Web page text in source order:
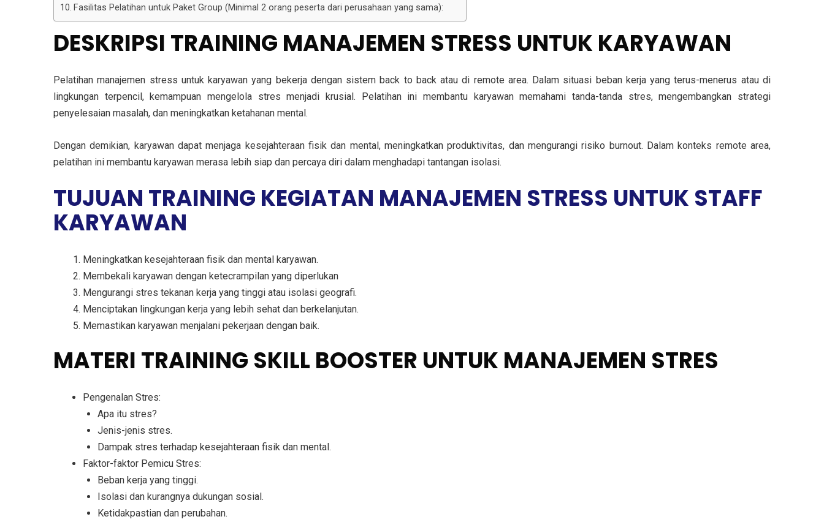
Fasilitas Pelatihan untuk Paket Group (Minimal 2 orang peserta dari perusahaan yang sama):
DESKRIPSI TRAINING MANAJEMEN STRESS UNTUK KARYAWAN
Pelatihan manajemen stress untuk karyawan yang bekerja dengan sistem back to back atau di remote area. Dalam situasi beban kerja yang terus-menerus atau di
lingkungan terpencil, kemampuan mengelola stres menjadi krusial. Pelatihan ini membantu karyawan memahami tanda-tanda stres, mengembangkan strategi
penyelesaian masalah, dan meningkatkan ketahanan mental.
Dengan demikian, karyawan dapat menjaga kesejahteraan fisik dan mental, meningkatkan produktivitas, dan mengurangi risiko burnout. Dalam konteks remote area,
pelatihan ini membantu karyawan merasa lebih siap dan percaya diri dalam menghadapi tantangan isolasi.
TUJUAN TRAINING KEGIATAN MANAJEMEN STRESS UNTUK STAFF
KARYAWAN
Meningkatkan kesejahteraan fisik dan mental karyawan.
Membekali karyawan dengan ketecrampilan yang diperlukan
Mengurangi stres tekanan kerja yang tinggi atau isolasi geografi.
Menciptakan lingkungan kerja yang lebih sehat dan berkelanjutan.
Memastikan karyawan menjalani pekerjaan dengan baik.
MATERI TRAINING SKILL BOOSTER UNTUK MANAJEMEN STRES
Pengenalan Stres:
Apa itu stres?
Jenis-jenis stres.
Dampak stres terhadap kesejahteraan fisik dan mental.
Faktor-faktor Pemicu Stres:
Beban kerja yang tinggi.
Isolasi dan kurangnya dukungan sosial.
Ketidakpastian dan perubahan.